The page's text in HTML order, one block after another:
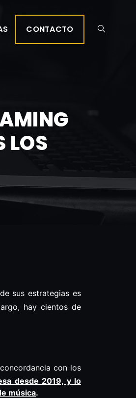
CONTACTO
LOS
sus estrategias es
hay cientos de
con los
desde 2019, y lo
música.